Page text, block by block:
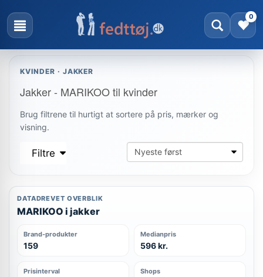
0
KVINDER · JAKKER
Jakker - MARIKOO til kvinder
Brug filtrene til hurtigt at sortere på pris, mærker og
visning.
Filtre
DATADREVET OVERBLIK
MARIKOO i jakker
Brand-produkter
159
Medianpris
596 kr.
Prisinterval Shops